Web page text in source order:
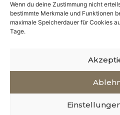
Wenn du deine Zustimmung nicht
bestimmte Merkmale und Funktionen
maximale Speicherdauer für Cookies
Tage.